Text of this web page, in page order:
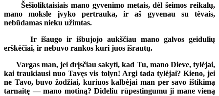
Šešioliktaisiais mano gyvenimo metais, dėl šeimos reikalų,
mano moksle įvyko pertrauka, ir aš gyvenau su tėvais,
nebūdamas nieku užimtas.
Ir išaugo ir išbujojo aukščiau mano galvos geidulių
erškėčiai, ir nebuvo rankos kuri juos išrautų.
Vargas man, jei drįsčiau sakyti, kad Tu, mano Dieve, tylėjai,
kai traukiausi nuo Tavęs vis tolyn! Argi tada tylėjai? Kieno, jei
ne Tavo, buvo žodžiai, kuriuos kalbėjai man per savo ištikimą
tarnaitę — mano motiną? Dideliu rūpestingumu ji mane vieną